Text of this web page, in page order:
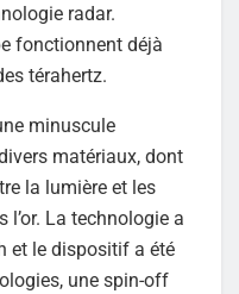
radar.
fonctionnent déjà
térahertz.
minuscule
matériaux, dont
la lumière et les
l’or. La technologie a
et le dispositif a été
une spin-off